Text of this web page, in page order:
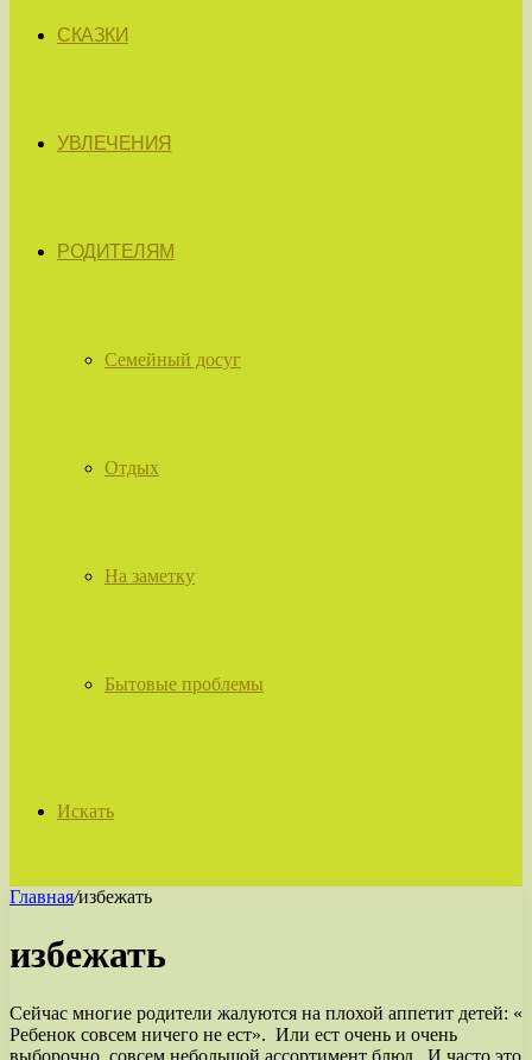
СКАЗКИ
УВЛЕЧЕНИЯ
РОДИТЕЛЯМ
Семейный досуг
Отдых
На заметку
Бытовые проблемы
Искать
Главная/избежать
избежать
Сейчас многие родители жалуются на плохой аппетит детей: «
Ребенок совсем ничего не ест». Или ест очень и очень
выборочно, совсем небольшой ассортимент блюд. И часто это